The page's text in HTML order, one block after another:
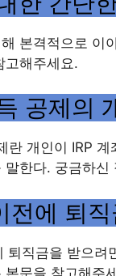
본격적으로 이
고해주세요.
공제의
란 개인이 IRP
말한다. 궁금하신
전에 퇴
퇴직금을 받으려
문을 참고해주